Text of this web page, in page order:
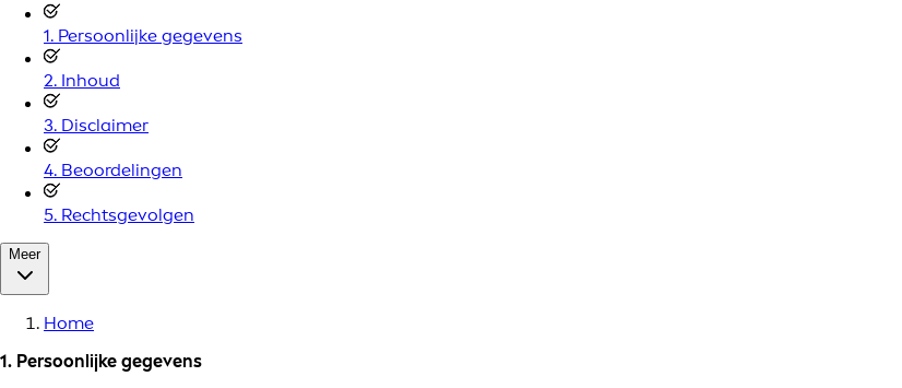
1. Persoonlijke gegevens
2. Inhoud
3. Disclaimer
4. Beoordelingen
5. Rechtsgevolgen
Meer
Home
1. Persoonlijke gegevens